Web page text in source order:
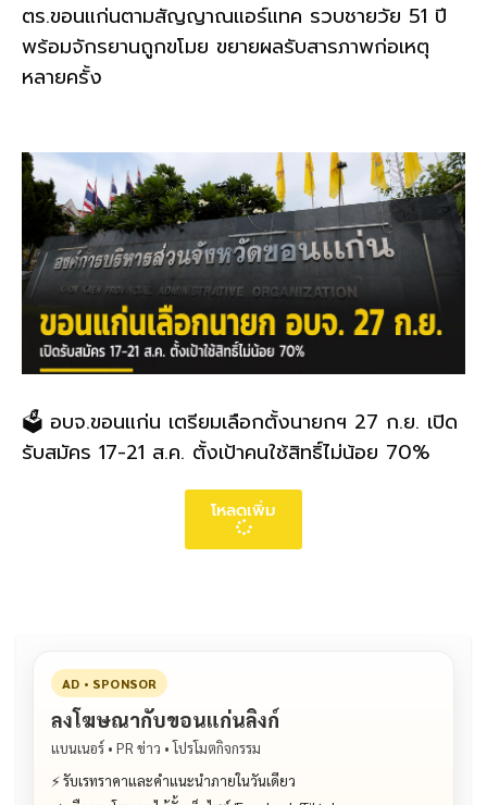
ตร.ขอนแก่นตามสัญญาณแอร์แทค รวบชายวัย 51 ปี
พร้อมจักรยานถูกขโมย ขยายผลรับสารภาพก่อเหตุ
หลายครั้ง
🗳️ อบจ.ขอนแก่น เตรียมเลือกตั้งนายกฯ 27 ก.ย. เปิด
รับสมัคร 17-21 ส.ค. ตั้งเป้าคนใช้สิทธิ์ไม่น้อย 70%
โหลดเพิ่ม
AD • SPONSOR
ลงโฆษณากับขอนแก่นลิงก์
แบนเนอร์ • PR ข่าว • โปรโมตกิจกรรม
⚡ รับเรทราคาและคำแนะนำภายในวันเดียว